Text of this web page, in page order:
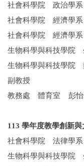
社會科學院 政治學
社會科學院 經濟學
社會科學院 經濟學
生物科學與科技學
生物科學與科技學院
副教授
教務處 體育室 彭
113 學年度教學創新
社會科學院 法律學
生物科學與科技學